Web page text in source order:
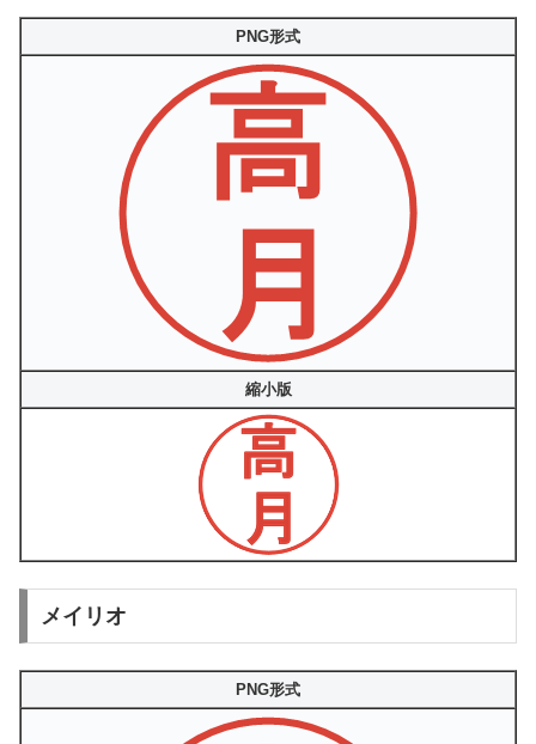
PNG形式
縮小版
メイリオ
PNG形式